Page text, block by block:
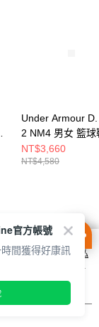
Under Armour
2 NM4 男女 籃球
6001647-100
NT$3,660
NT$4,580
之詳情，及若您不希
請參閱本網站「
隱私
本公司得按本網站使
官方帳號
間獲得好康訊